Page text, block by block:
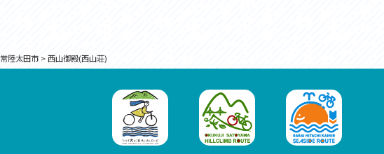
常陸太田市>西山御殿(西山荘)